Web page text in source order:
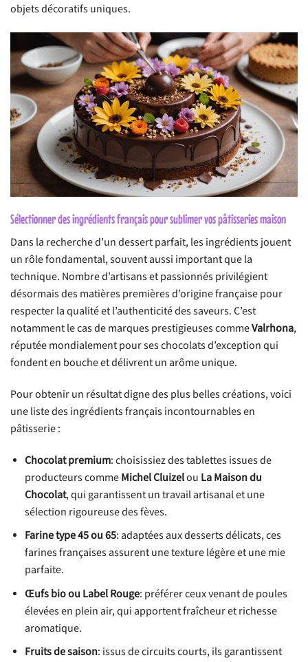
objets décoratifs uniques.
Sélectionner des ingrédients français pour sublimer vos pâtisseries maison
Dans la recherche d’un dessert parfait, les ingrédients jouent
un rôle fondamental, souvent aussi important que la
technique. Nombre d’artisans et passionnés privilégient
désormais des matières premières d’origine française pour
respecter la qualité et l’authenticité des saveurs. C’est
notamment le cas de marques prestigieuses commeValrhona,
réputée mondialement pour ses chocolats d’exception qui
fondent en bouche et délivrent un arôme unique.
Pour obtenir un résultat digne des plus belles créations, voici
une liste des ingrédients français incontournables en
pâtisserie :
Chocolat premium: choisissiez des tablettes issues de
producteurs commeMichel Cluizelou La Maison du
Chocolat, qui garantissent un travail artisanal et une
sélection rigoureuse des fèves.
Farine type 45 ou 65: adaptées aux desserts délicats, ces
farines françaises assurent une texture légère et une mie
parfaite.
Œufs bio ou Label Rouge: préférer ceux venant de poules
élevées en plein air, qui apportent fraîcheur et richesse
aromatique.
Fruits de saison: issus de circuits courts, ils garantissent